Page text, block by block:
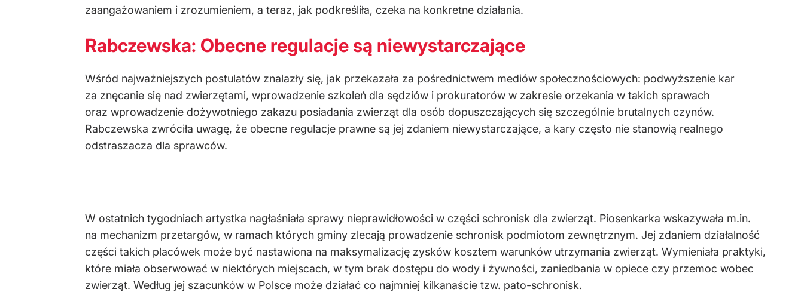
zaangażowaniem i zrozumieniem, a teraz, jak podkreśliła, czeka na konkretne działania.
Rabczewska: Obecne regulacje są niewystarczające
Wśród najważniejszych postulatów znalazły się, jak przekazała za pośrednictwem mediów społecznościowych: podwyższenie kar
za znęcanie się nad zwierzętami, wprowadzenie szkoleń dla sędziów i prokuratorów w zakresie orzekania w takich sprawach
oraz wprowadzenie dożywotniego zakazu posiadania zwierząt dla osób dopuszczających się szczególnie brutalnych czynów.
Rabczewska zwróciła uwagę, że obecne regulacje prawne są jej zdaniem niewystarczające, a kary często nie stanowią realnego
odstraszacza dla sprawców.
W ostatnich tygodniach artystka nagłaśniała sprawy nieprawidłowości w części schronisk dla zwierząt. Piosenkarka wskazywała m.in.
na mechanizm przetargów, w ramach których gminy zlecają prowadzenie schronisk podmiotom zewnętrznym. Jej zdaniem działalność
części takich placówek może być nastawiona na maksymalizację zysków kosztem warunków utrzymania zwierząt. Wymieniała praktyki,
które miała obserwować w niektórych miejscach, w tym brak dostępu do wody i żywności, zaniedbania w opiece czy przemoc wobec
zwierząt. Według jej szacunków w Polsce może działać co najmniej kilkanaście tzw. pato-schronisk.